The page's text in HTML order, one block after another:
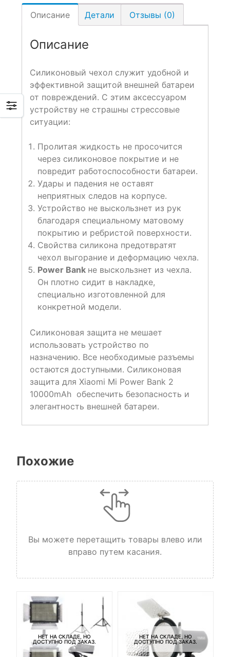
Описание Детали Отзывы (0)
Описание
Силиконовый чехол служит удобной и
эффективной защитой внешней батареи
от повреждений. С этим аксессуаром
устройству не страшны стрессовые
ситуации:
Пролитая жидкость не просочится
через силиконовое покрытие и не
повредит работоспособности батареи.
Удары и падения не оставят
неприятных следов на корпусе.
Устройство не выскользнет из рук
благодаря специальному матовому
покрытию и ребристой поверхности.
Свойства силикона предотвратят
чехол выгорание и деформацию чехла.
Power Bank не выскользнет из чехла.
Он плотно сидит в накладке,
специально изготовленной для
конкретной модели.
Силиконовая защита не мешает
использовать устройство по
назначению. Все необходимые разъемы
остаются доступными. Силиконовая
защита для Xiaomi Mi Power Bank 2
10000mAh обеспечить безопасность и
элегантность внешней батареи.
Похожие
Вы можете перетащить товары влево или
вправо путем касания.
НЕТ НА СКЛАДЕ, НО
ДОСТУПНО ПОД ЗАКАЗ.
НЕТ НА СКЛАДЕ, НО
ДОСТУПНО ПОД ЗАКАЗ.